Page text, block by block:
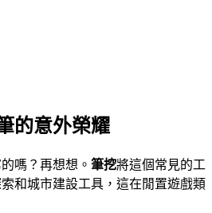
的意外榮耀
嗎？再想想。 筆挖將這個常見的工
和城市建設工具，這在閒置遊戲類